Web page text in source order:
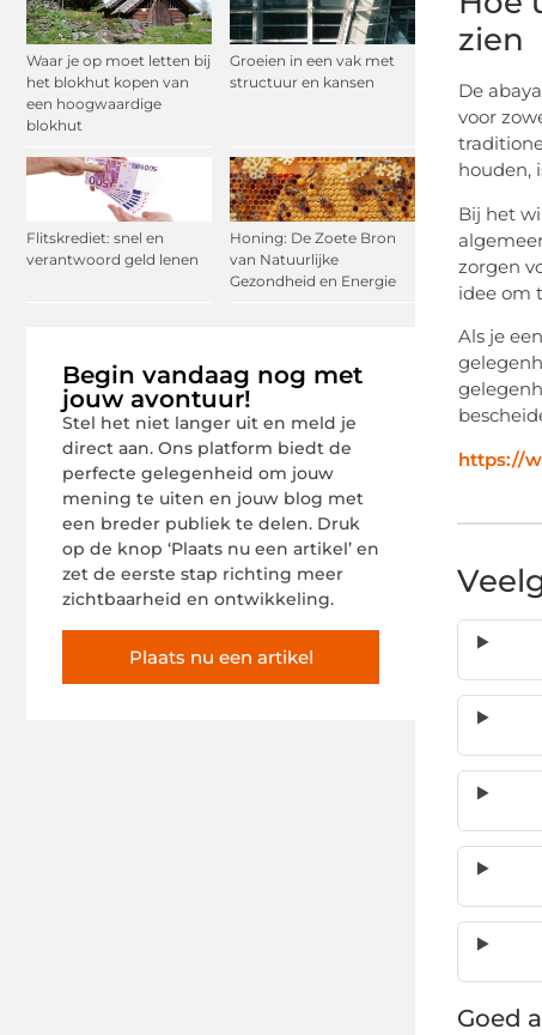
Waar je op moet letten bij
het blokhut kopen van
een hoogwaardige
blokhut
Groeien in een vak met
structuur en kansen
Flitskrediet: snel en
verantwoord geld lenen
Honing: De Zoete Bron
van Natuurlijke
Gezondheid en Energie
Begin vandaag nog met
jouw avontuur!
Stel het niet langer uit en meld je
direct aan. Ons platform biedt de
perfecte gelegenheid om jouw
mening te uiten en jouw blog met
een breder publiek te delen. Druk
op de knop ‘Plaats nu een artikel’ en
zet de eerste stap richting meer
zichtbaarheid en ontwikkeling.
Plaats nu een artikel
zien
De
voor
houden,
Bij het
zorgen
idee om
Als je
https://
Goed